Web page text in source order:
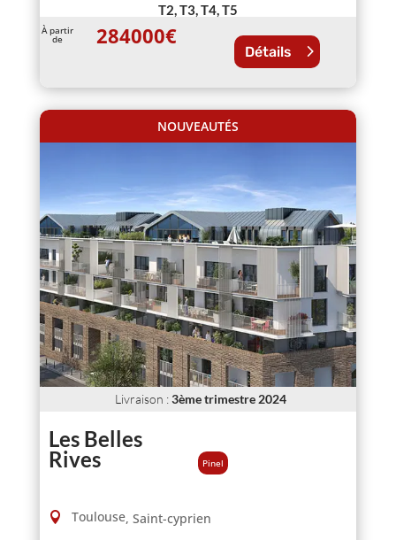
T2, T3, T4, T5
À partir
de 284000€
Détails
NOUVEAUTÉS
Livraison :3ème trimestre 2024
Les Belles
Rives
Pinel
Toulouse, Saint-cyprien